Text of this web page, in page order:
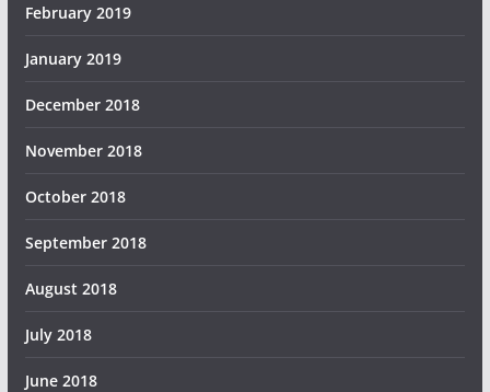
February 2019
January 2019
December 2018
November 2018
October 2018
September 2018
August 2018
July 2018
June 2018